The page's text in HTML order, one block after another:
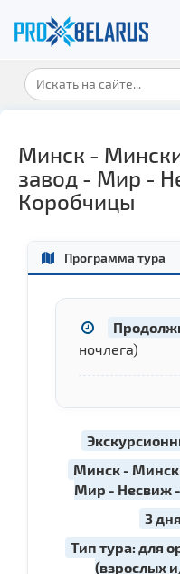
Минск -
завод - Мир -
Коробчицы
Программа тура
ночлега)
Минск -
Мир - Несвиж
3
Тип тура: для
(взрослых